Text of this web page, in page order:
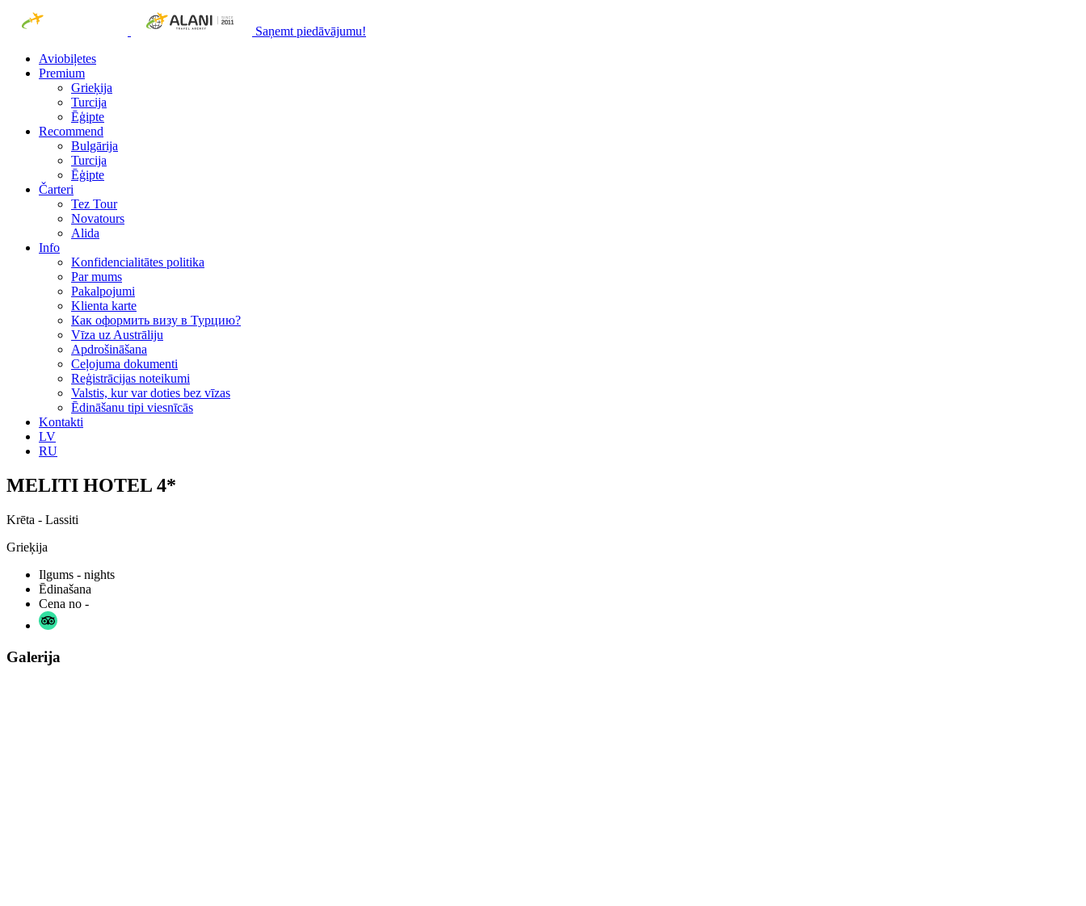
Saņemt piedāvājumu!
Aviobiļetes
Premium
Grieķija
Turcija
Ēģipte
Recommend
Bulgārija
Turcija
Ēģipte
Čarteri
Tez Tour
Novatours
Alida
Info
Konfidencialitātes politika
Par mums
Рakalpojumi
Klienta karte
Как оформить визу в Турцию?
Vīza uz Austrāliju
Apdrošināšana
Ceļojuma dokumenti
Reģistrācijas noteikumi
Valstis, kur var doties bez vīzas
Ēdināšanu tipi viesnīcās
Kontakti
LV
RU
MELITI HOTEL 4*
Krēta - Lassiti
Grieķija
Ilgums - nights
Ēdinašana
Cena no -
Galerija